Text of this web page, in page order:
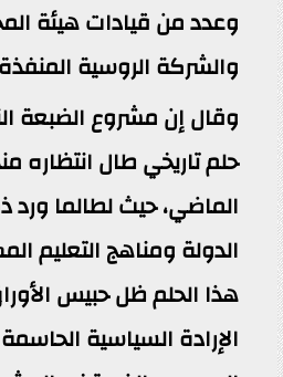
وعدد من قيادات هيئة
والشركة الروسية
وقال إن مشروع الضبعة
حلم تاريخي طال انتظاره
الماضي، حيث لطالما ورد
الدولة ومناهج التعليم
هذا الحلم ظل حبيس
الإرادة السياسية